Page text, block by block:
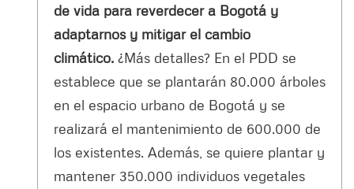
de vida para reverdecer a Bogotá y
adaptarnos y mitigar el cambio
climático. ¿Más detalles? En el PDD se
establece que se plantarán 80.000 árboles
en el espacio urbano de Bogotá y se
realizará el mantenimiento de 600.000 de
los existentes. Además, se quiere plantar y
mantener 350.000 individuos vegetales